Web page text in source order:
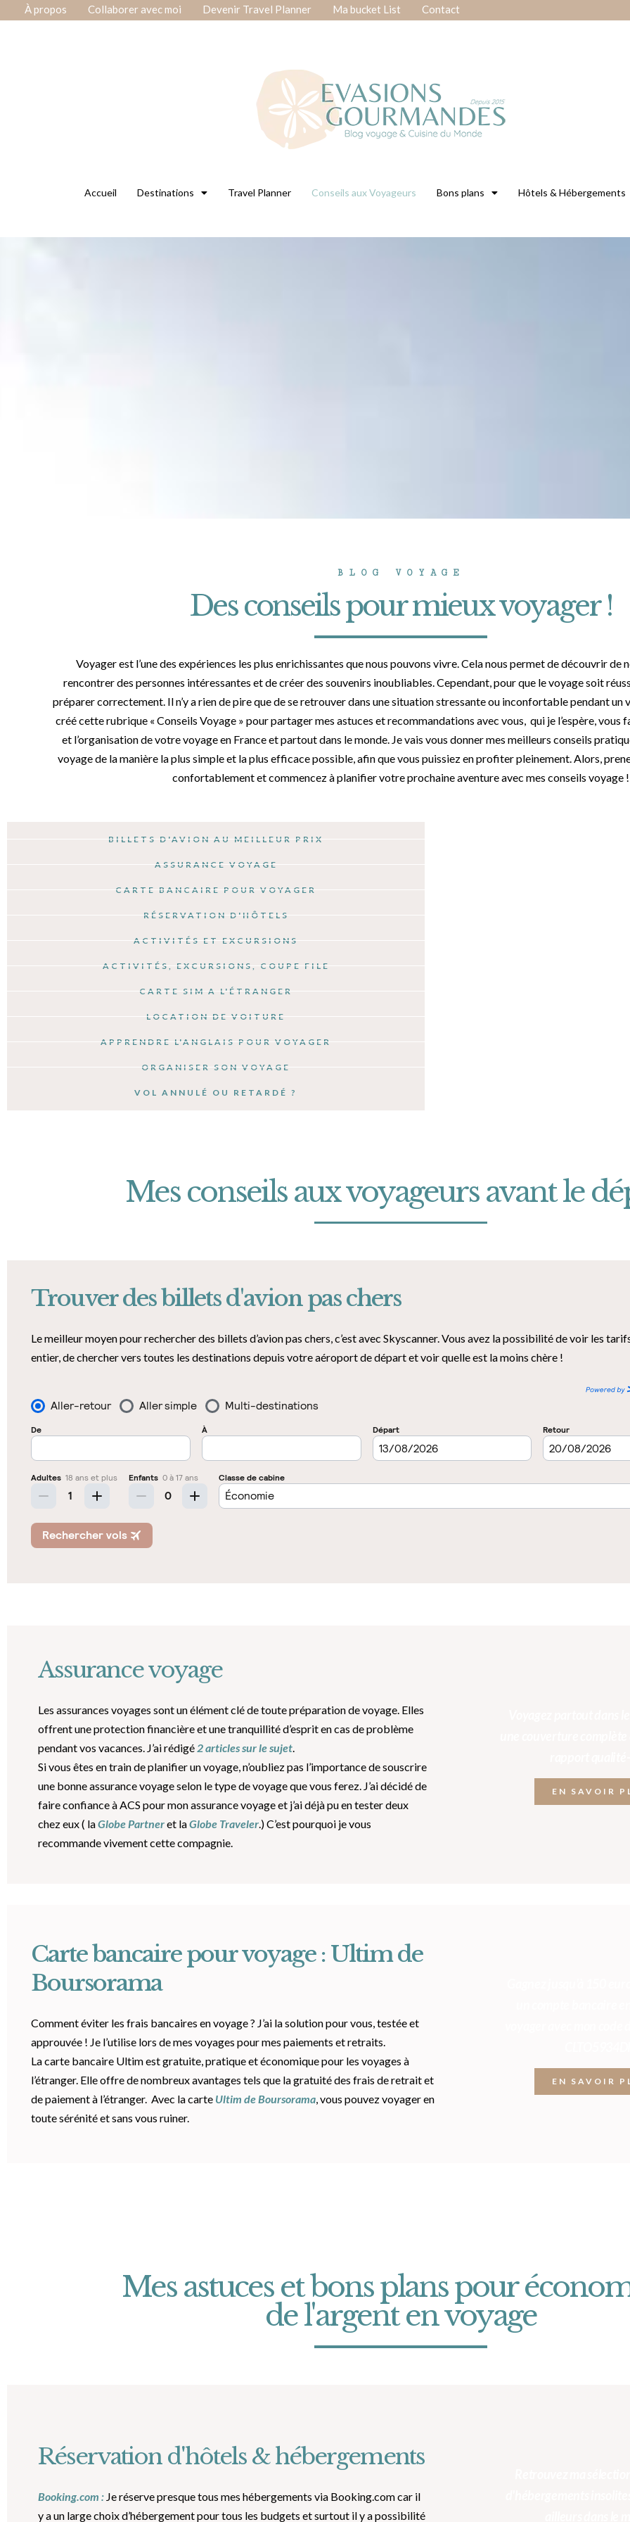
À propos Collaborer avec moi Devenir Travel Planner Ma bucket List Contact
Accueil Destinations Travel Planner Conseils aux Voyageurs Bons plans Hôtels & Hébergements
BLOG VOYAGE
Des conseils pour mieux voyager !
Voyager est l’une des expériences les plus enrichissantes que nous pouvons vivre. Cela nous permet de découvrir de
rencontrer des personnes intéressantes et de créer des souvenirs inoubliables. Cependant, pour que le voyage soit
préparer correctement. Il n’y a rien de pire que de se retrouver dans une situation stressante ou inconfortable pendant un
créé cette rubrique « Conseils Voyage » pour partager mes astuces et recommandations avec vous, qui je l’espère,
et l’organisation de votre voyage en France et partout dans le monde. Je vais vous donner mes meilleurs conseils
voyage de la manière la plus simple et la plus efficace possible, afin que vous puissiez en profiter pleinement. Alors,
confortablement et commencez à planifier votre prochaine aventure avec mes conseils voyage !
BILLETS D'AVION AU MEILLEUR PRIX
ASSURANCE VOYAGE
CARTE BANCAIRE POUR VOYAGER
RÉSERVATION D'HÔTELS
ACTIVITÉS ET EXCURSIONS
ACTIVITÉS, EXCURSIONS, COUPE FILE
CARTE SIM A L'ÉTRANGER
LOCATION DE VOITURE
APPRENDRE L'ANGLAIS POUR VOYAGER
ORGANISER SON VOYAGE
VOL ANNULÉ OU RETARDÉ ?
Mes conseils aux voyageurs avant le
Trouver des billets d'avion pas chers
Le meilleur moyen pour rechercher des billets d’avion pas chers, c’est avec Skyscanner. Vous avez la possibilité de voir les
entier, de chercher vers toutes les destinations depuis votre aéroport de départ et voir quelle est la moins chère !
Assurance voyage
Les assurances voyages sont un élément clé de toute préparation de voyage. Elles
offrent une protection financière et une tranquillité d’esprit en cas de problème
pendant vos vacances. J’ai rédigé2 articles sur le sujet.
Si vous êtes en train de planifier un voyage, n’oubliez pas l’importance de souscrire
une bonne assurance voyage selon le type de voyage que vous ferez. J’ai décidé de
faire confiance à ACS pour mon assurance voyage et j’ai déjà pu en tester deux
chez eux ( laGlobe Partneret laGlobe Traveler.) C’est pourquoi je vous
recommande vivement cette compagnie.
EN SAVOIR
Carte bancaire pour voyage : Ultim de
Boursorama
Comment éviter les frais bancaires en voyage ? J’ai la solution pour vous, testée et
approuvée ! Je l’utilise lors de mes voyages pour mes paiements et retraits.
La carte bancaire Ultim est gratuite, pratique et économique pour les voyages à
l’étranger. Elle offre de nombreux avantages tels que la gratuité des frais de retrait et
de paiement à l’étranger. Avec la carte Ultim de Boursorama, vous pouvez voyager en
toute sérénité et sans vous ruiner.
EN SAVOIR
Mes astuces et bons plans pour
de l'argent en voyage
Réservation d'hôtels & hébergements
Booking.com : Je réserve presque tous mes hébergements via Booking.com car il
y a un large choix d’hébergement pour tous les budgets et surtout il y a possibilité